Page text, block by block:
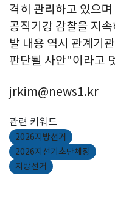
격히 관리하고 있으
공직기강 감찰을 지
발 내용 역시 관계기
판단될 사안"이라고
jrkim@news1.kr
관련 키워드
2026지방선거
2026지선기초단체장
지방선거